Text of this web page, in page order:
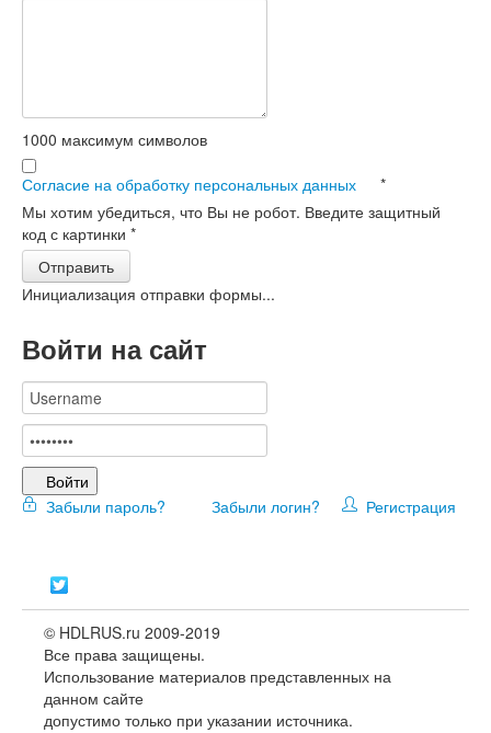
1000 максимум символов
Согласие на обработку персональных данных
*
Мы хотим убедиться, что Вы не робот. Введите защитный
код с картинки *
Отправить
Инициализация отправки формы...
Войти на сайт
Войти
Забыли пароль?
Забыли логин? Регистрация
© HDLRUS.ru 2009-2019
Все права защищены.
Использование материалов представленных на
данном сайте
допустимо только при указании источника.